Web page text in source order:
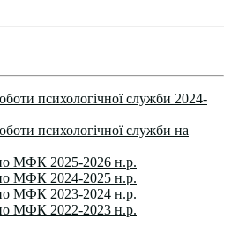
психологічної служби 2024-
психологічної служби на
МФК 2025-2026 н.р.
МФК 2024-2025 н.р.
МФК 2023-2024 н.р.
МФК 2022-2023 н.р.